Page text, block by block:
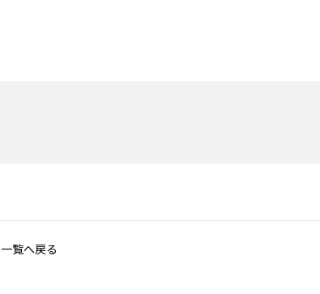
一覧へ戻る